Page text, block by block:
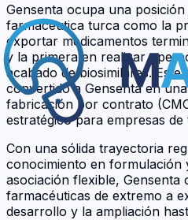
Gensenta ocupa una
farmacéutica turca como la
exportar medicamentos
y la primera en realizar
acabado de biosimilares.
convertido a Gensenta en
fabricación por contrato
estratégico para empresas
Con una sólida trayectoria
conocimiento en formulación
asociación flexible, Gensenta
farmacéuticas de extremo a
desarrollo y la ampliación